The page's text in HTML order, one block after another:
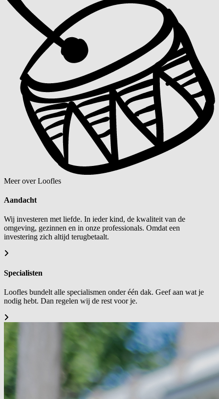
Meer over Loofles
Aandacht
Wij investeren met liefde. In ieder kind, de kwaliteit van de
omgeving, gezinnen en in onze professionals. Omdat een
investering zich altijd terugbetaalt.
Specialisten
Loofles bundelt alle specialismen onder één dak. Geef aan wat je
nodig hebt. Dan regelen wij de rest voor je.